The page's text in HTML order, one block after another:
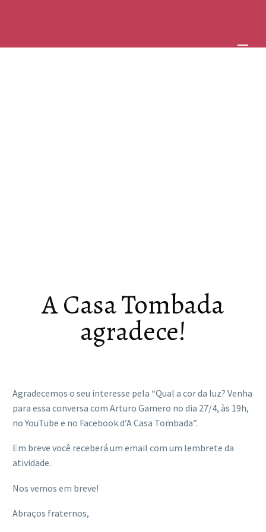
A Casa Tombada
agradece!
Agradecemos o seu interesse pela “Qual a cor da luz? Venha
para essa conversa com Arturo Gamero no dia 27/4, às 19h,
no YouTube e no Facebook d’A Casa Tombada”.
Em breve você receberá um email com um lembrete da
atividade.
Nos vemos em breve!
Abraços fraternos,